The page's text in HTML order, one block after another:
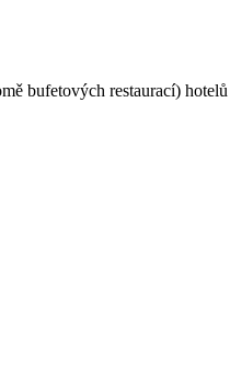
bufetových restaurací)